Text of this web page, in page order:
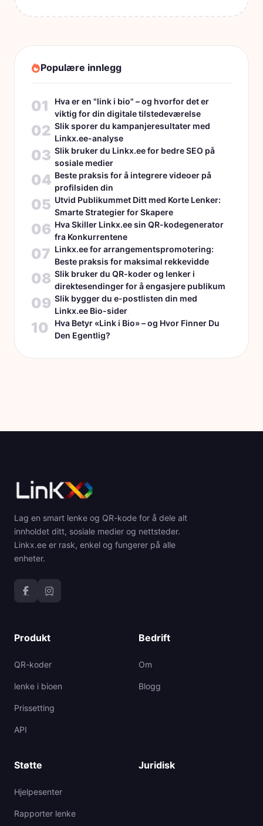
Populære innlegg
01
Hva er en "link i bio" – og hvorfor det er
viktig for din digitale tilstedeværelse
02 Slik sporer du kampanjeresultater med
Linkx.ee-analyse
03 Slik bruker du Linkx.ee for bedre SEO på
sosiale medier
04 Beste praksis for å integrere videoer på
profilsiden din
05 Utvid Publikummet Ditt med Korte Lenker:
Smarte Strategier for Skapere
06 Hva Skiller Linkx.ee sin QR-kodegenerator
fra Konkurrentene
07 Linkx.ee for arrangementspromotering:
Beste praksis for maksimal rekkevidde
08 Slik bruker du QR-koder og lenker i
direktesendinger for å engasjere publikum
09 Slik bygger du e-postlisten din med
Linkx.ee Bio-sider
10
Hva Betyr «Link i Bio» – og Hvor Finner Du
Den Egentlig?
Lag en smart lenke og QR-kode for å dele alt
innholdet ditt, sosiale medier og nettsteder.
Linkx.ee er rask, enkel og fungerer på alle
enheter.
Produkt
QR-koder
lenke i bioen
Prissetting
API
Bedrift
Om
Blogg
Støtte
Hjelpesenter
Rapporter lenke
Juridisk